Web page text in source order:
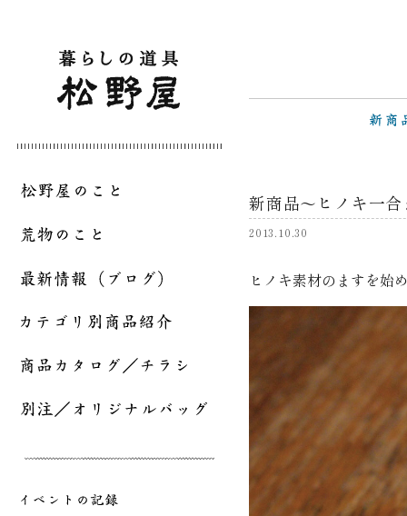
新商品～ヒノキ一
2013.10.30
ヒノキ素材のますを始